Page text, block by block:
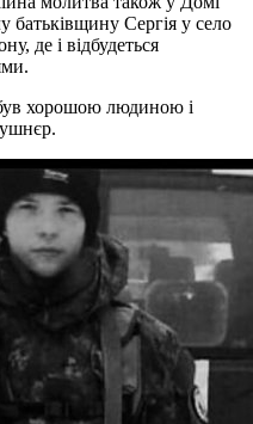
Сергія у село
де і відбудеться
хорошою людиною і